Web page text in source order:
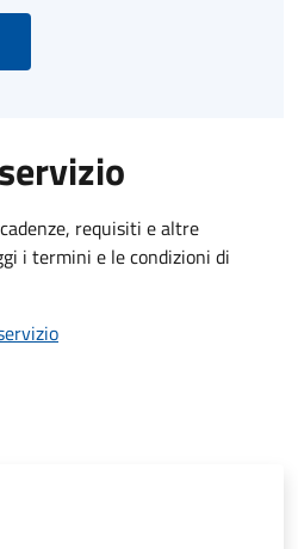
requisiti e altre
i termini e le condizioni di